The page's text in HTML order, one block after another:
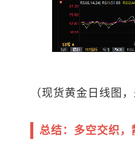
（现货黄金 日线图
总结：多空交织